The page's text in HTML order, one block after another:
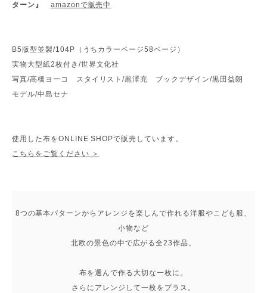
ターン』
amazonで販売中
B5版型並製/104P（うちカラーページ58ページ）
実物大型紙2枚付き/世界文化社
写真/高橋ヨーコ スタイリスト/黒澤充 ブックデザイン/黒田益朗
モデル/中島セナ
使用した布をONLINE SHOPで販売しています。
こちらをご覧ください ＞
8つの基本パターンからアレンジを楽しんで作れる洋服やこども服、
小物など
北欧の景色の中で広がる全23作品。
布を選んで作る大切な一枚に。
さらにアレンジして一枚をプラス。